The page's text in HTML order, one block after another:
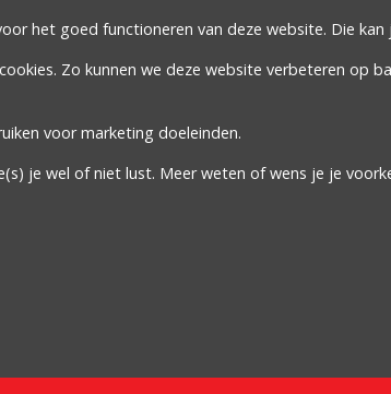
het goed functioneren van deze website. Die kan
Zo kunnen we deze website verbeteren op
voor marketing doeleinden.
je wel of niet lust. Meer weten of wens je je
Cookiebeleid
Privacybeleid